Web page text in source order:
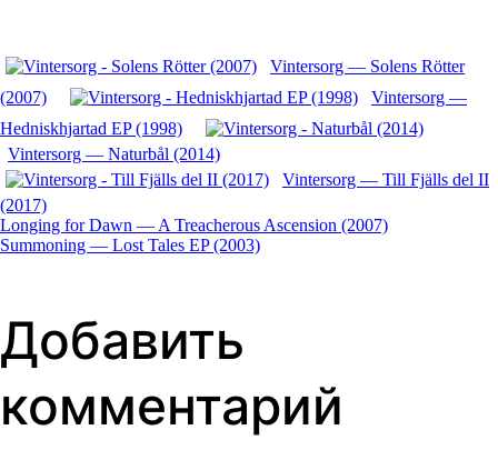
Vintersorg — Solens Rötter
(2007)
Vintersorg —
Hedniskhjartad EP (1998)
Vintersorg — Naturbål (2014)
Vintersorg — Till Fjälls del II
(2017)
Навигация
по
записям
Longing for Dawn — A Treacherous Ascension (2007)
Summoning — Lost Tales EP (2003)
Добавить
комментарий